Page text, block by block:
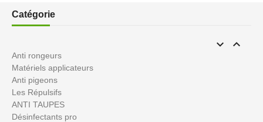
Catégorie
 
Anti rongeurs
Matériels applicateurs
Anti pigeons
Les Répulsifs
ANTI TAUPES
Désinfectants pro